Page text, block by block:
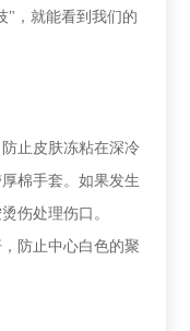
"，就能看到我们的
止皮肤冻粘在深冷
棉手套。如果发生
伤处理伤口。
防止中心白色的聚